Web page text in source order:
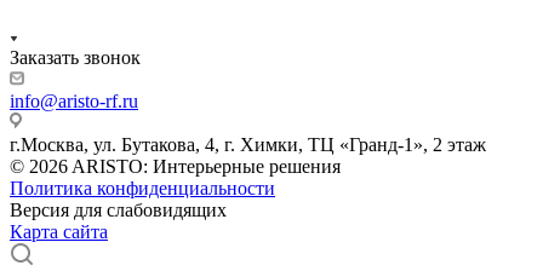
Заказать звонок
info@aristo-rf.ru
г.Москва, ул. Бутакова, 4, г. Химки, ТЦ «Гранд-1», 2 этаж
© 2026 ARISTO: Интерьерные решения
Политика конфиденциальности
Версия для слабовидящих
Карта сайта